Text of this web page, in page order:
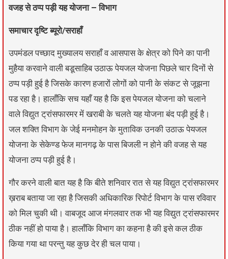
वजह से ठप्प पड़ी यह योजना – विभाग
समाचार दृष्टि ब्यूरो/सराहाँ
उपमंडल पच्छाद मुख्यालय सराहाँ व आसपास के क्षेत्र को पिने का पानी
मुहैया करवाने वाली बडूसाहिब उठाऊ पेयजल योजना पिछले चार दिनों से
ठप्प पड़ी हुई है जिसके कारण हजारों लोगों को पानी के संकट से जूझना
पड रहा है। हालाँकि सच यहाँ यह है कि इस पेयजल योजना को चलाने
वाले विद्युत ट्रांसफारमर में खराबी के चलते यह योजना बंद पड़ी हुई है।
जल शक्ति विभाग के जेई मनमोहन के मुताविक उनकी उठाऊ पेयजल
योजना के सेकेण्ड फेज मानगढ़ के पास बिजली न होने की वजह से यह
योजना ठप्प पड़ी हुई है।
गौर करने वाली बात यह है कि बीते शनिवार रात से यह विद्युत ट्रांसफारमर
ख़राब बताया जा रहा है जिसकी अधिकारिक रिपोर्ट विभाग के पास रविवार
को मिल चुकी थी। वाबजूद आज मंगलवार तक भी यह विद्युत ट्रांसफारमर
ठीक नहीं हो पाया है। हालाँकि विभाग का कहना है की इसे कल ठीक
किया गया था परन्तु यह कुछ देर ही चल पाया।